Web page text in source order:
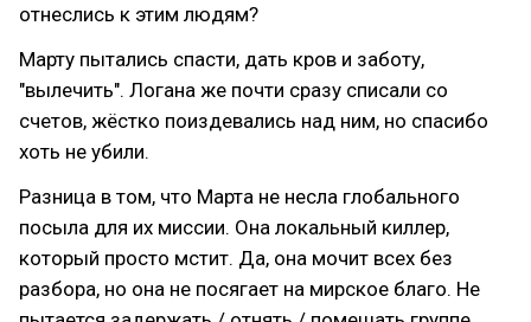
отнеслись к этим людям?
Марту пытались спасти, дать кров и заботу,
"вылечить". Логана же почти сразу списали со
счетов, жёстко поиздевались над ним, но спасибо
хоть не убили.
Разница в том, что Марта не несла глобального
посыла для их миссии. Она локальный киллер,
который просто мстит. Да, она мочит всех без
разбора, но она не посягает на мирское благо. Не